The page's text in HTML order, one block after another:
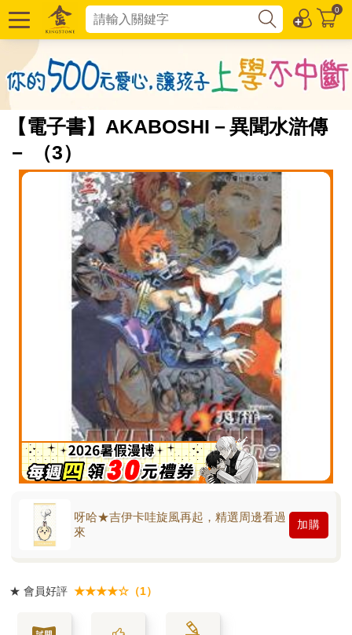
0
【電子書】AKABOSHI－異聞水滸傳
－ （3）
呀哈★吉伊卡哇旋風再起，精選周邊看過
來
加購
★ 會員好評 ★★★★☆（1）